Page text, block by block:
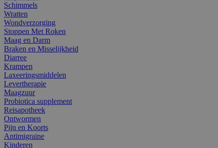
Schimmels
Wratten
Wondverzorging
Stoppen Met Roken
Maag en Darm
Braken en Misselijkheid
Diarree
Krampen
Laxeeringsmiddelen
Levertherapie
Maagzuur
Probiotica supplement
Reisapotheek
Ontwormen
Pijn en Koorts
Antimigraine
Kinderen